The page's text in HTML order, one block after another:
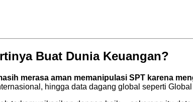
Buat Dunia Keuangan?
merasa aman memanipulasi SPT karena
hingga data dagang global seperti Global